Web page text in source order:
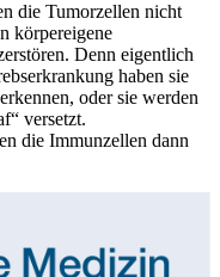
die Tumorzellen nicht
körpereigene
Denn eigentlich
haben sie
oder sie werden
versetzt.
die Immunzellen dann